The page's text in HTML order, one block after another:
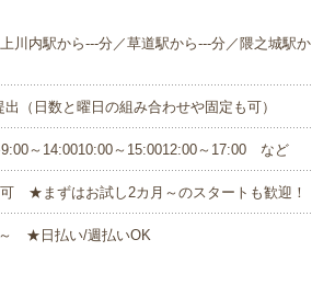
川内駅から---分／草道駅から---分／隈之城駅か
（日数と曜日の組み合わせや固定も可）
～14:0010:00～15:0012:00～17:00 など
★まずはお試し2カ月～のスタートも歓迎！
～ ★日払い/週払いOK